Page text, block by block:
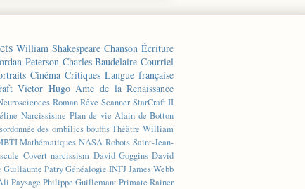
William Shakespeare Chanson Écriture
Peterson Charles Baudelaire Courriel
Cinéma Critiques Langue française
Victor Hugo Âme de la Renaissance
Roman Rêve Scanner StarCraft II
Narcissisme Plan de vie Alain de Botton
des ombilics bouffis Théâtre William
Mathématiques NASA Robots Saint-Jean-
Covert narcissism David Goggins David
Guillaume PatryGénéalogie INFJJames Webb
Paysage Philippe Guillemant Primate Rainer